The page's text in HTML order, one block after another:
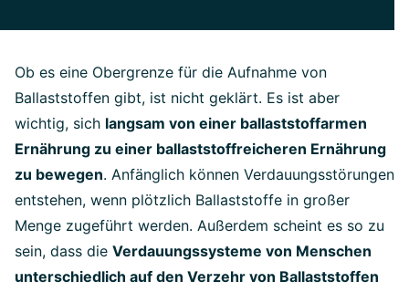
Ob es eine Obergrenze für die Aufnahme von
Ballaststoffen gibt, ist nicht geklärt. Es ist aber
wichtig, sich langsam von einer ballaststoffarmen
Ernährung zu einer ballaststoffreicheren Ernährung
zu bewegen. Anfänglich können Verdauungsstörungen
entstehen, wenn plötzlich Ballaststoffe in großer
Menge zugeführt werden. Außerdem scheint es so zu
sein, dass die Verdauungssysteme von Menschen
unterschiedlich auf den Verzehr von Ballaststoffen